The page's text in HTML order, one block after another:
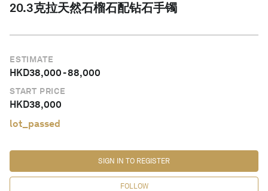
20.3克拉天然石榴石配钻石手镯
ESTIMATE
HKD38,000-88,000
START PRICE
HKD38,000
lot_passed
FOLLOW
SIGN IN TO REGISTER